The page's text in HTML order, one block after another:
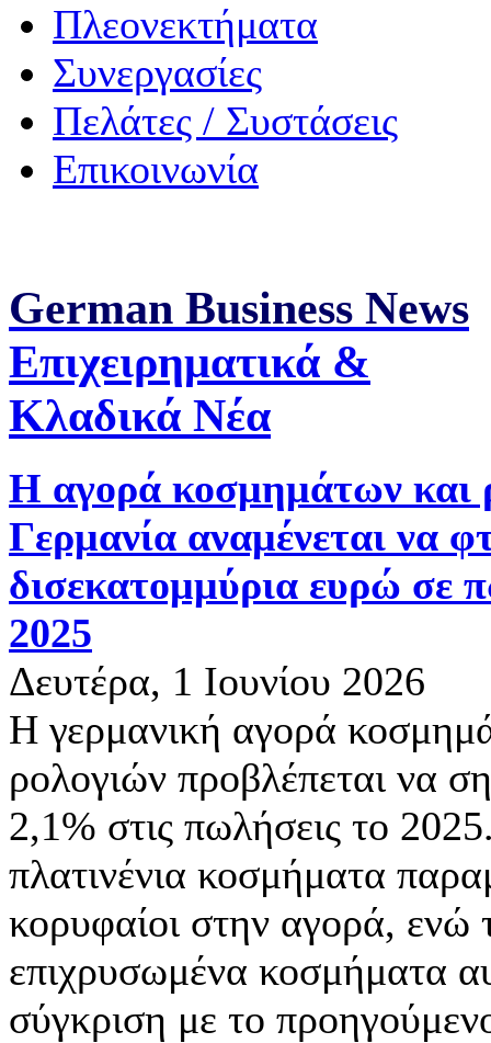
Πλεονεκτήματα
Συνεργασίες
Πελάτες / Συστάσεις
Επικοινωνία
German Business News
Επιχειρηματικά &
Κλαδικά Νέα
Η αγορά κοσμημάτων και
Γερμανία αναμένεται να
δισεκατομμύρια ευρώ σε
2025
Δευτέρα, 1 Ιουνίου 2026
Η γερμανική αγορά
ρολογιών προβλέπεται να
2,1% στις πωλήσεις το
πλατινένια κοσμήματα
κορυφαίοι στην αγορά, ενώ
επιχρυσωμένα κοσμήματα
σύγκριση με το